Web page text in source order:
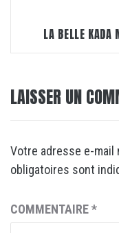
LA BELLE KADA
LAISSER UN
Votre adresse e-mail
obligatoires sont
COMMENTAIRE*